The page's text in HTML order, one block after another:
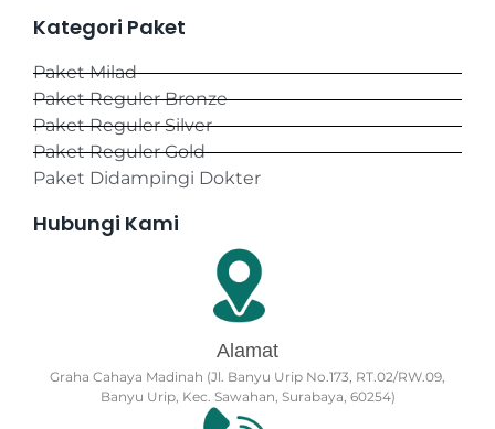
Kategori Paket
Paket Milad
Paket Reguler Bronze
Paket Reguler Silver
Paket Reguler Gold
Paket Didampingi Dokter
Hubungi Kami
Alamat
Graha Cahaya Madinah (Jl. Banyu Urip No.173, RT.02/RW.09,
Banyu Urip, Kec. Sawahan, Surabaya, 60254)